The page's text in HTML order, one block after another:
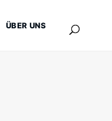
ÜBER UNS